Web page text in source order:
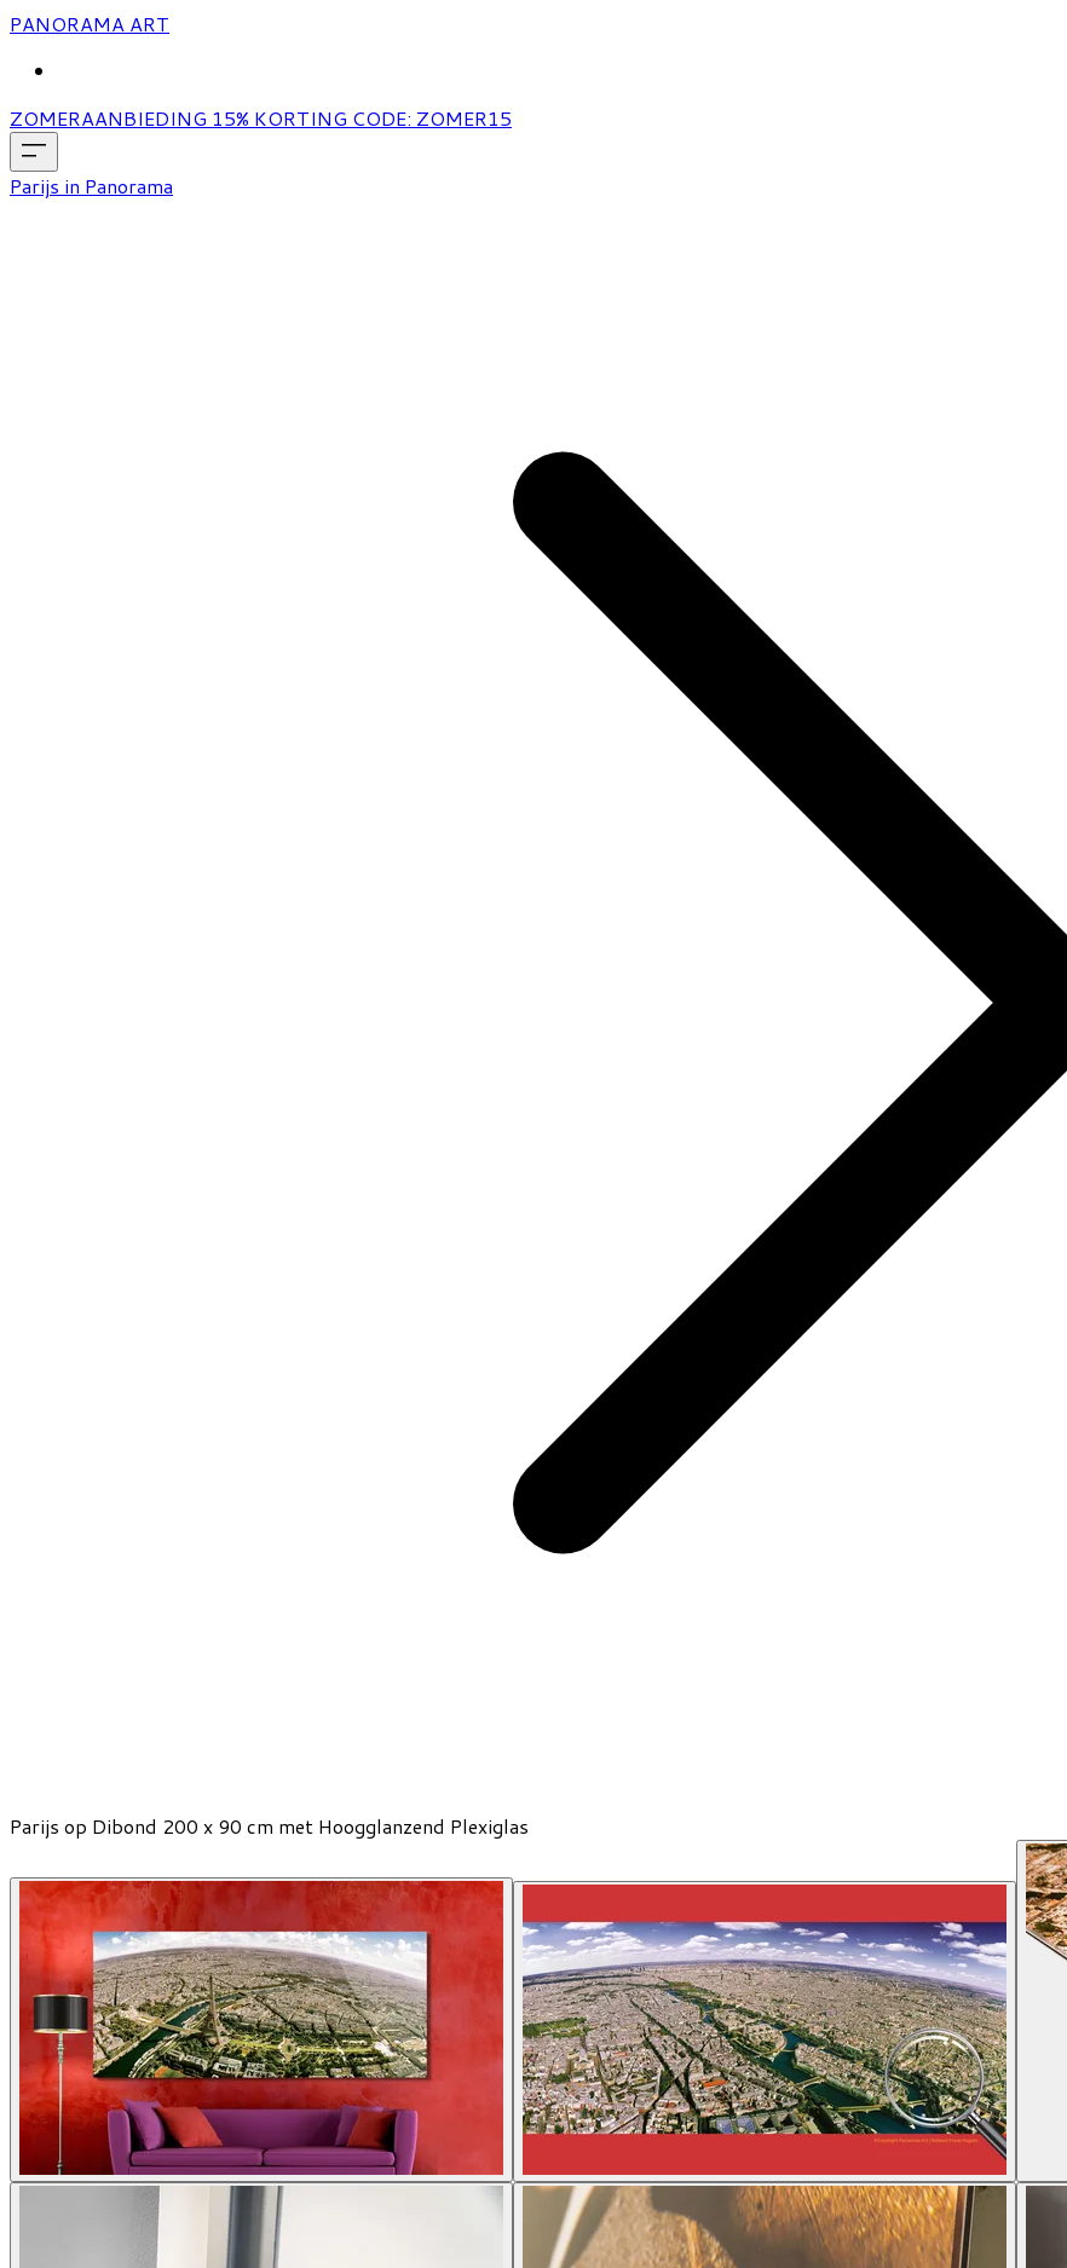
PANORAMA ART
ZOMERAANBIEDING 15% KORTING CODE: ZOMER15
Parijs in Panorama
Parijs op Dibond 200 x 90 cm met Hoogglanzend Plexiglas